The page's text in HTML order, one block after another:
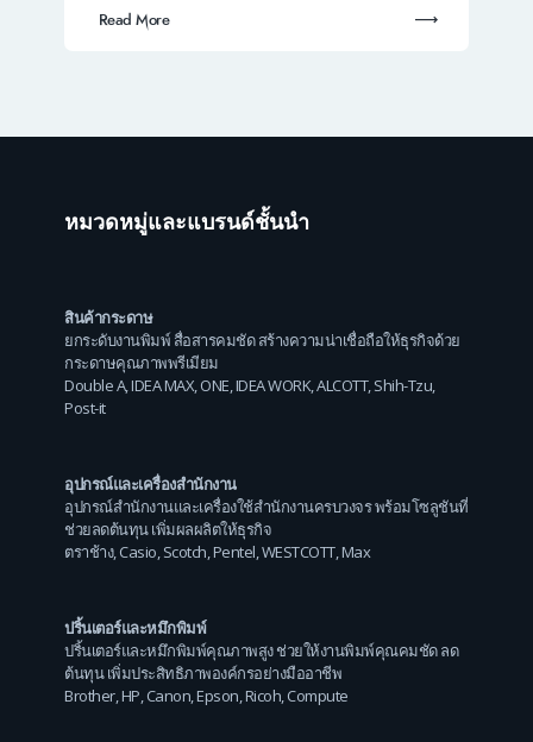
Read More
หมวดหมู่และแบรนด์ชั้นนำ
สินค้ากระดาษ
ยกระดับงานพิมพ์ สื่อสารคมชัด สร้างความน่าเชื่อถือให้ธุรกิจด้วย
กระดาษคุณภาพพรีเมียม
Double A,IDEA MAX,ONE,IDEA WORK,ALCOTT,Shih-Tzu,
Post-it
อุปกรณ์และเครื่องสำนักงาน
อุปกรณ์สำนักงานและเครื่องใช้สำนักงานครบวงจร พร้อมโซลูชันที่
ช่วยลดต้นทุน เพิ่มผลผลิตให้ธุรกิจ
ตราช้าง,Casio,Scotch,Pentel,WESTCOTT,Max
ปริ้นเตอร์และหมึกพิมพ์
ปริ้นเตอร์และหมึกพิมพ์คุณภาพสูง ช่วยให้งานพิมพ์คุณคมชัด ลด
ต้นทุน เพิ่มประสิทธิภาพองค์กรอย่างมืออาชีพ
Brother,HP,Canon,Epson,Ricoh,Compute